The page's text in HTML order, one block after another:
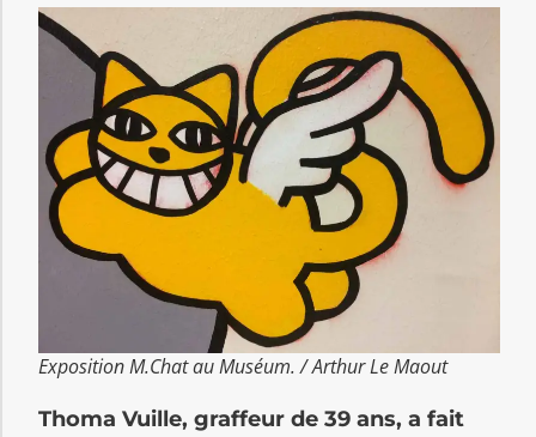
Exposition M.Chat au Muséum. / Arthur Le Maout
Thoma Vuille, graffeur de 39 ans, a fait